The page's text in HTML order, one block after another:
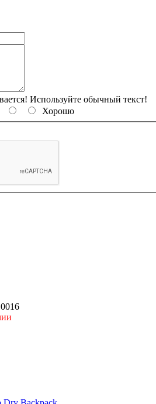
Используйте обычный текст!
Хорошо